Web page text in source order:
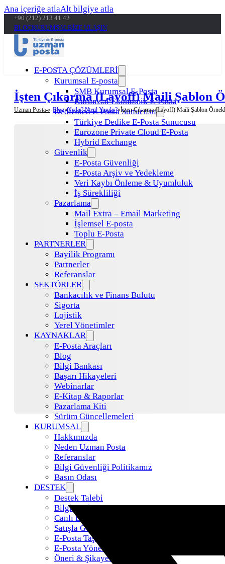
Ana içeriğe atlaAlt bilgiye atla
+90 (212) 213 41 42
BLOGKURUMSALBİZE ULAŞIN
E-POSTA ÇÖZÜMLERİ
Kurumsal E-posta
SMB Kurumsal E-Posta
Kurumsal Ekonomik E-Posta
Dedicated E-Posta Sunucusu
Türkiye Dedike E-Posta Sunucusu
Eurozone Private Cloud E-Posta
Hybrid Exchange
Güvenlik
E-Posta Güvenliği
E-Posta Arşiv ve Yedekleme
Veri Kaybı Önleme & Uyumluluk
İş Sürekliliği
Pazarlama
Mail Extra – Email Marketing
İşlemsel E-posta
Toplu E-Posta
PARTNERLER
Bayilik Programı
Partnerler
Referanslar
SEKTÖRLER
Bankacılık ve Finans Bulutu
Sigorta
Lojistik
Yerel Yönetimler
KAYNAKLAR
E-Posta Araçları
Blog
Bilgi Bankası
Başarı Hikayeleri
Webinarlar
E-Kitap & Raporlar
Pazarlama Kiti
Sürüm Güncellemeleri
KURUMSAL
Hakkımızda
Neden Uzman Posta
Referanslar
Bilgi Güvenliği Politikamız
Basın Odası
DESTEK
Destek Talebi
Bilgi Bankası
Canlı Destek
Satışla Görüş
E-Posta Taşıma
E-Posta Yönetimi
Öneri & Şikayet
İşten Çıkarma (Layoff) Maili Şablon
Uzman Posta » Blog Nedir? Nasıl Yapılır? İşten Çıkarma (Layoff) Maili Şablon